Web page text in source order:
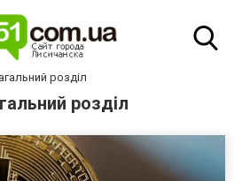
розділ
розділ